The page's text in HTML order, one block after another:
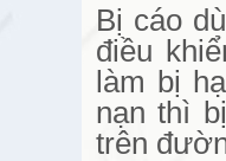
Bị cáo
điều
làm bị
nạn thì
trên